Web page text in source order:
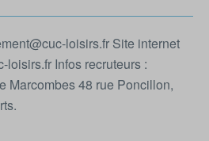
loisirs.fr Site internet
loisirs.fr Infos recruteurs :
Marcombes 48 rue Poncillon,